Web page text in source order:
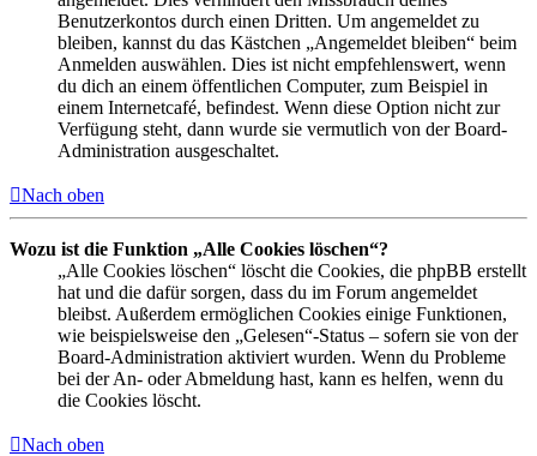
Benutzerkontos durch einen Dritten. Um angemeldet zu
bleiben, kannst du das Kästchen „Angemeldet bleiben“ beim
Anmelden auswählen. Dies ist nicht empfehlenswert, wenn
du dich an einem öffentlichen Computer, zum Beispiel in
einem Internetcafé, befindest. Wenn diese Option nicht zur
Verfügung steht, dann wurde sie vermutlich von der Board-
Administration ausgeschaltet.
Nach oben
Wozu ist die Funktion „Alle Cookies löschen“?
„Alle Cookies löschen“ löscht die Cookies, die phpBB erstellt
hat und die dafür sorgen, dass du im Forum angemeldet
bleibst. Außerdem ermöglichen Cookies einige Funktionen,
wie beispielsweise den „Gelesen“-Status – sofern sie von der
Board-Administration aktiviert wurden. Wenn du Probleme
bei der An- oder Abmeldung hast, kann es helfen, wenn du
die Cookies löscht.
Nach oben